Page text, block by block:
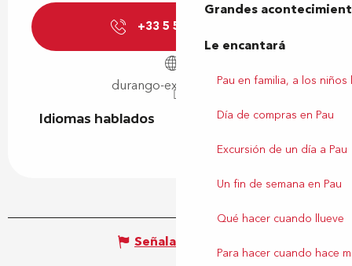
Grandes
Le encantará
Pau en familia, a los niños
Día de compras en Pau
Excursión de un día a Pau
Un fin de semana en Pau
Qué hacer cuando llueve
Para hacer cuando hace
+33 5 59 27 60
durango-experience.fr
Idiomas hablados
Idiomas hablados
Señalar un error